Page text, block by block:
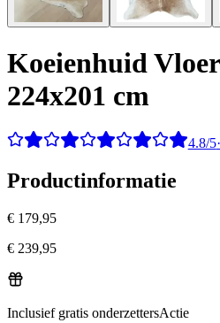
Koeienhuid
224x201 cm
4.8/5·
Productinformatie
€ 179,95
€ 239,95
Inclusief gratis onderzettersActie